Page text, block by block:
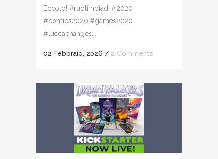
Eccolo! #ruolimpiadi #2020
#comics2020 #games2020
#luccachanges...
02 Febbraio, 2026 / 2 Comments